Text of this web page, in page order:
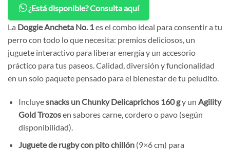
¿Está disponible? Consulta aquí
La Doggie Ancheta No. 1es el combo ideal para consentir a tu
perro con todo lo que necesita: premios deliciosos, un
juguete interactivo para liberar energía y un accesorio
práctico para tus paseos. Calidad, diversión y funcionalidad
en un solo paquete pensado para el bienestar de tu peludito.
Incluyesnacks un Chunky Delicaprichos 160 gy un Agility
Gold Trozosen sabores carne, cordero o pavo (según
disponibilidad).
Juguete de rugby con pito chillón(9×6 cm) para